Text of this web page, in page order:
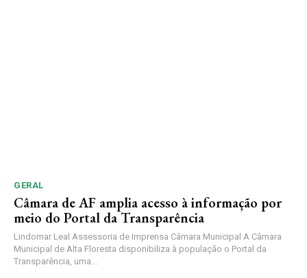
GERAL
Câmara de AF amplia acesso à informação por
meio do Portal da Transparência
Lindomar Leal Assessoria de Imprensa Câmara Municipal A Câmara
Municipal de Alta Floresta disponibiliza à população o Portal da
Transparência, uma...